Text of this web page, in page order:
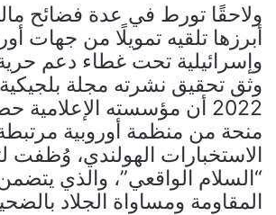
ولاحقًا تورط في عدة فضائح
أبرزها تلقيه تمويلًا من جهات
وإسرائيلية تحت غطاء دعم حرية
وثق تحقيق نشرته مجلة
2022 أن مؤسسته
منحة من منظمة أوروبية
الاستخبارات الهولندي،
“السلام الواقعي”، والذي يتضمن
المقاومة ومساواة الجلاد